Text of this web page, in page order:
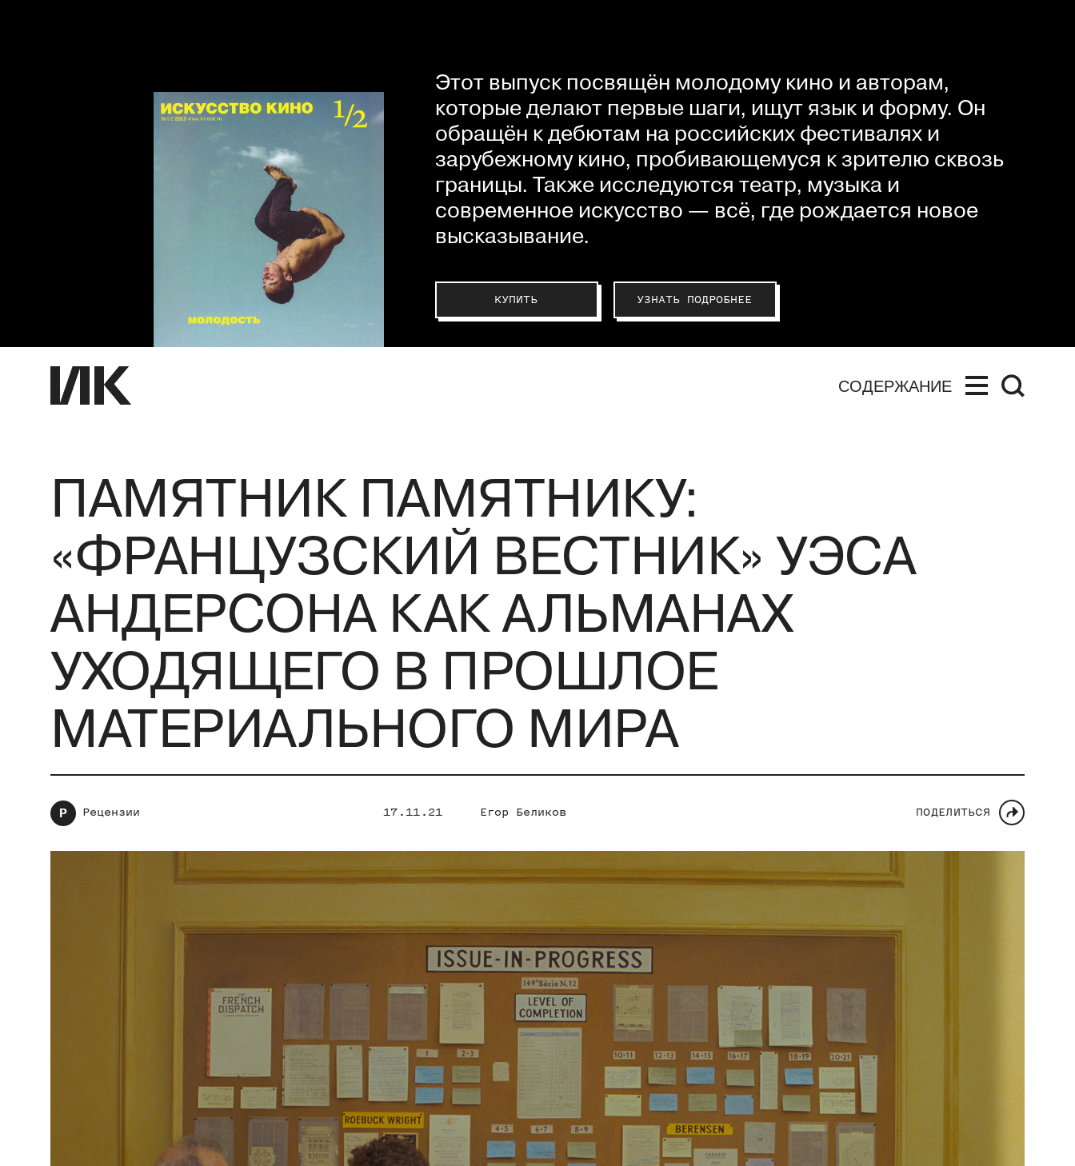
Этот выпуск посвящён молодому кино и авторам,
которые делают первые шаги, ищут язык и форму. Он
обращён к дебютам на российских фестивалях и
зарубежному кино, пробивающемуся к зрителю сквозь
границы. Также исследуются театр, музыка и
современное искусство — всё, где рождается новое
высказывание.
КУПИТЬ УЗНАТЬ ПОДРОБНЕЕ
СОДЕРЖАНИЕ
ПАМЯТНИК ПАМЯТНИКУ:
«ФРАНЦУЗСКИЙ ВЕСТНИК» УЭСА
АНДЕРСОНА КАК АЛЬМАНАХ
УХОДЯЩЕГО В ПРОШЛОЕ
МАТЕРИАЛЬНОГО МИРА
Р Рецензии 17.11.21 Егор Беликов ПОДЕЛИТЬСЯ